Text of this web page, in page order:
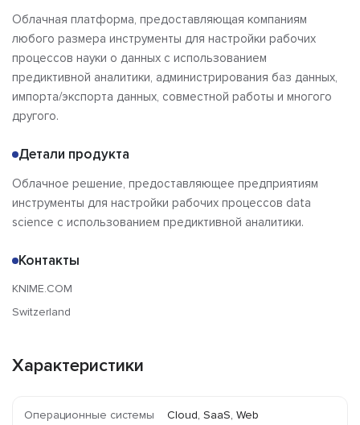
Облачная платформа, предоставляющая компаниям
любого размера инструменты для настройки рабочих
процессов науки о данных с использованием
предиктивной аналитики, администрирования баз данных,
импорта/экспорта данных, совместной работы и многого
другого.
Детали продукта
Облачное решение, предоставляющее предприятиям
инструменты для настройки рабочих процессов data
science с использованием предиктивной аналитики.
Контакты
KNIME.COM
Switzerland
Характеристики
Операционные системы Cloud, SaaS, Web